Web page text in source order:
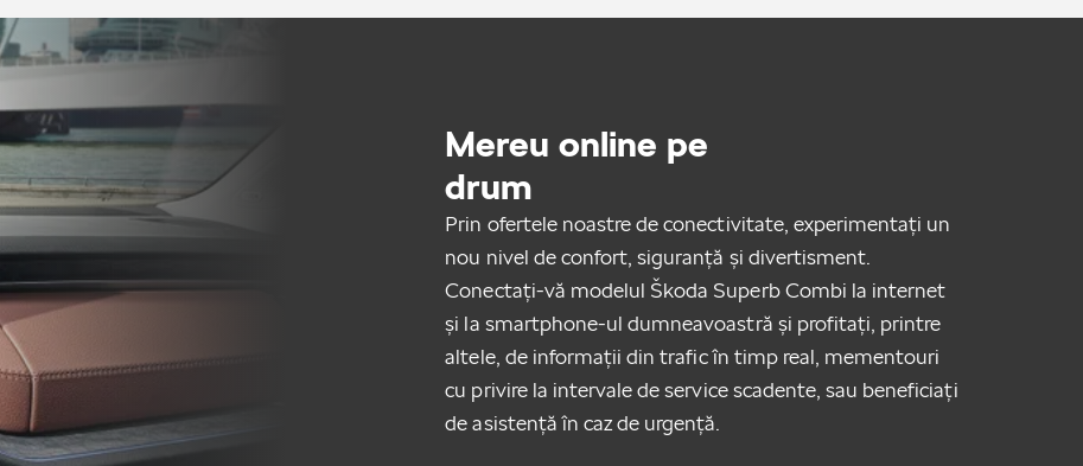
Mereu online pe
drum
Prin ofertele noastre de conectivitate, experimentați un
nou nivel de confort, siguranță și divertisment.
Conectați-vă modelul Škoda Superb Combi la internet
și la smartphone-ul dumneavoastră și profitați, printre
altele, de informații din trafic în timp real, mementouri
cu privire la intervale de service scadente, sau beneficiați
de asistență în caz de urgență.